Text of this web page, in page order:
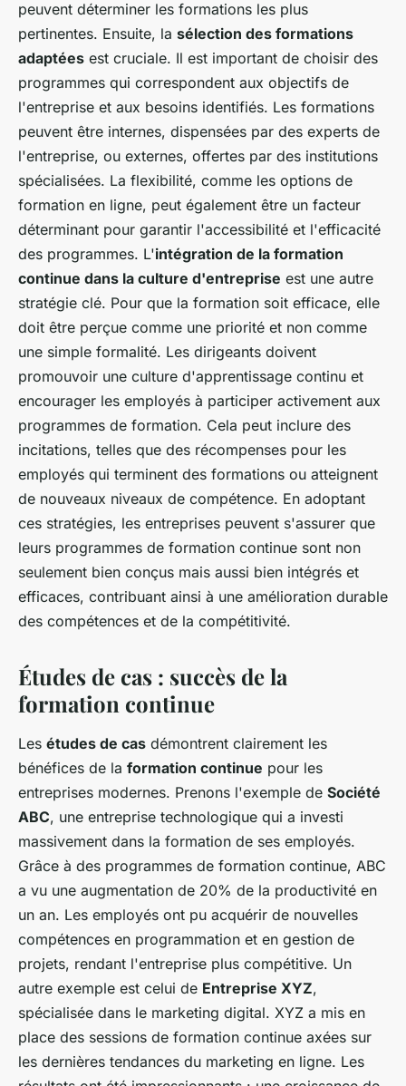
peuvent déterminer les formations les plus
pertinentes. Ensuite, la sélection des formations
adaptées est cruciale. Il est important de choisir des
programmes qui correspondent aux objectifs de
l'entreprise et aux besoins identifiés. Les formations
peuvent être internes, dispensées par des experts de
l'entreprise, ou externes, offertes par des institutions
spécialisées. La flexibilité, comme les options de
formation en ligne, peut également être un facteur
déterminant pour garantir l'accessibilité et l'efficacité
des programmes. L'intégration de la formation
continue dans la culture d'entreprise est une autre
stratégie clé. Pour que la formation soit efficace, elle
doit être perçue comme une priorité et non comme
une simple formalité. Les dirigeants doivent
promouvoir une culture d'apprentissage continu et
encourager les employés à participer activement aux
programmes de formation. Cela peut inclure des
incitations, telles que des récompenses pour les
employés qui terminent des formations ou atteignent
de nouveaux niveaux de compétence. En adoptant
ces stratégies, les entreprises peuvent s'assurer que
leurs programmes de formation continue sont non
seulement bien conçus mais aussi bien intégrés et
efficaces, contribuant ainsi à une amélioration durable
des compétences et de la compétitivité.
Études de cas : succès de la
formation continue
Les études de cas démontrent clairement les
bénéfices de la formation continue pour les
entreprises modernes. Prenons l'exemple de Société
ABC, une entreprise technologique qui a investi
massivement dans la formation de ses employés.
Grâce à des programmes de formation continue, ABC
a vu une augmentation de 20% de la productivité en
un an. Les employés ont pu acquérir de nouvelles
compétences en programmation et en gestion de
projets, rendant l'entreprise plus compétitive. Un
autre exemple est celui de Entreprise XYZ,
spécialisée dans le marketing digital. XYZ a mis en
place des sessions de formation continue axées sur
les dernières tendances du marketing en ligne. Les